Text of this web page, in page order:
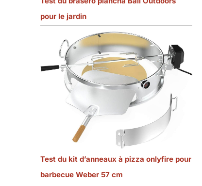
pour le jardin
Test du kit d’anneaux à pizza onlyfire pour
barbecue Weber 57 cm